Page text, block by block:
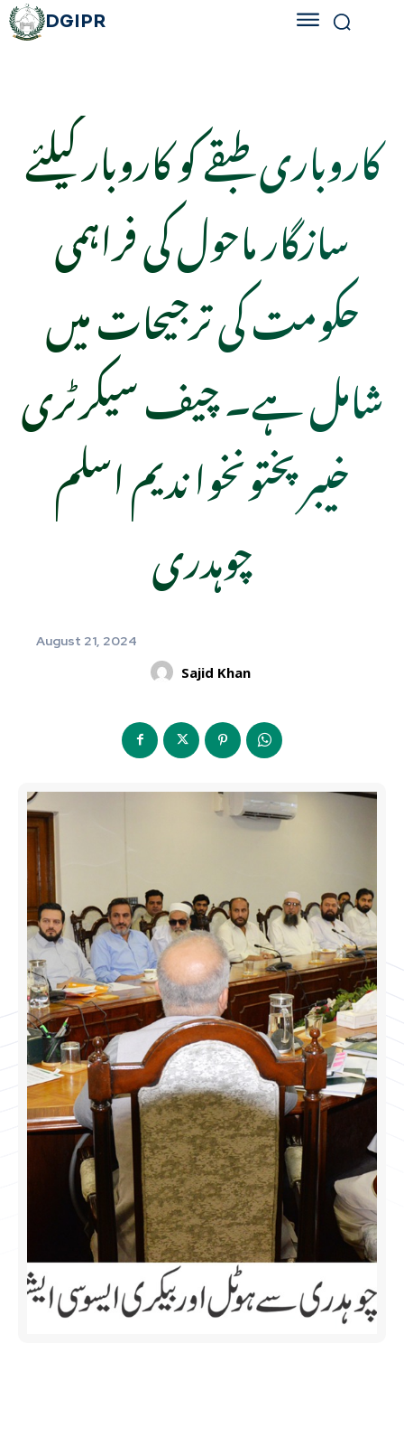
DGIPR
کاروباری طبقے کو کاروبار کیلئے
سازگار ماحول کی فراہمی
حکومت کی ترجیحات میں
شامل ہے۔ چیف سیکرٹری
خیبرپختونخوا ندیم اسلم
چوہدری
August 21, 2024
Sajid Khan